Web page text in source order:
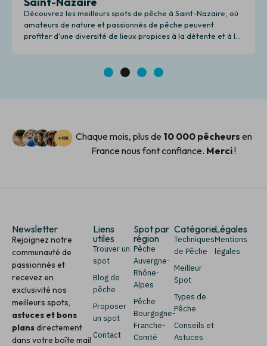
Découvrez les meilleurs spots de pêche à Saint-Nazaire, où
amateurs de nature et passionnés de pêche peuvent
profiter d'une diversité de lieux propices à la détente et à la
3 4
Chaque mois, plus de 10 000 pêcheurs en
France nous font confiance. Merci!
Newsletter
Rejoignez notre
communauté de
passionnés et
recevez en
exclusivité nos
meilleurs spots,
astuces et bons
plansdirectement
dans votre boîte mail
Liens
utiles
Trouver un
spot
Blog de
pêche
Proposer
un spot
Contact
Spot par
région
Pêche
Auvergne-
Rhône-
Alpes
Pêche
Bourgogne-
Franche-
Comté
Catégorie
Techniques
de Pêche
Meilleur
Spot
Types de
Pêche
Conseils et
Astuces
Légales
Mentions
légales